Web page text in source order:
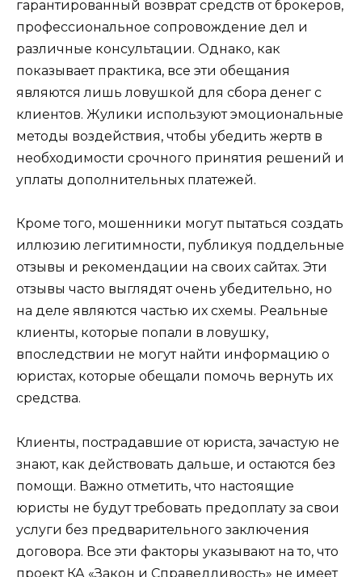
гарантированный возврат средств от брокеров,
профессиональное сопровождение дел и
различные консультации. Однако, как
показывает практика, все эти обещания
являются лишь ловушкой для сбора денег с
клиентов. Жулики используют эмоциональные
методы воздействия, чтобы убедить жертв в
необходимости срочного принятия решений и
уплаты дополнительных платежей.
Кроме того, мошенники могут пытаться создать
иллюзию легитимности, публикуя поддельные
отзывы и рекомендации на своих сайтах. Эти
отзывы часто выглядят очень убедительно, но
на деле являются частью их схемы. Реальные
клиенты, которые попали в ловушку,
впоследствии не могут найти информацию о
юристах, которые обещали помочь вернуть их
средства.
Клиенты, пострадавшие от юриста, зачастую не
знают, как действовать дальше, и остаются без
помощи. Важно отметить, что настоящие
юристы не будут требовать предоплату за свои
услуги без предварительного заключения
договора. Все эти факторы указывают на то, что
проект КА «Закон и Справедливость» не имеет